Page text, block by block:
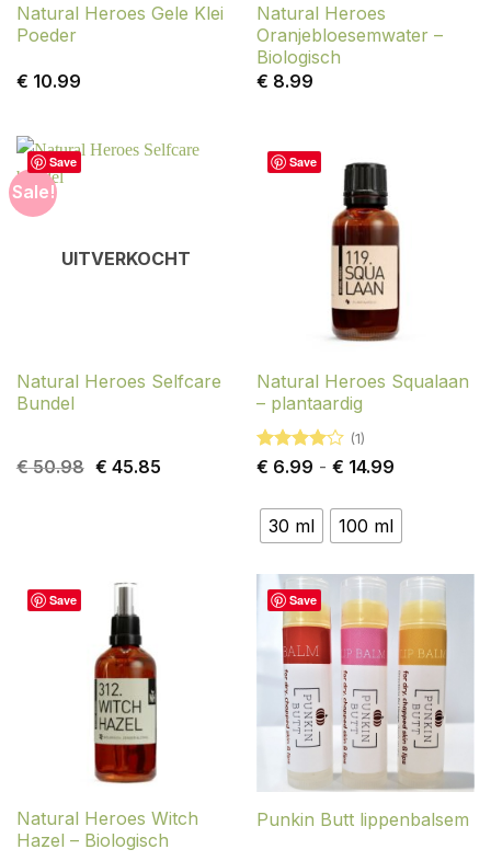
Natural Heroes Gele Klei
Poeder
€ 10.99
Natural Heroes
Oranjebloesemwater –
Biologisch
€ 8.99
Save
Sale!
UITVERKOCHT
Natural Heroes Selfcare
Bundel
€50.98 Oorspronkelijke
€ 45.85Huidige
Save
Natural Heroes Squalaan
– plantaardig
Gewaardeerd
(1)
€ 6.99 - € 14.99Prijsklasse:
€ 14.99
30 ml 100 ml
Save
Natural Heroes Witch
Hazel – Biologisch
Save
Punkin Butt lippenbalsem